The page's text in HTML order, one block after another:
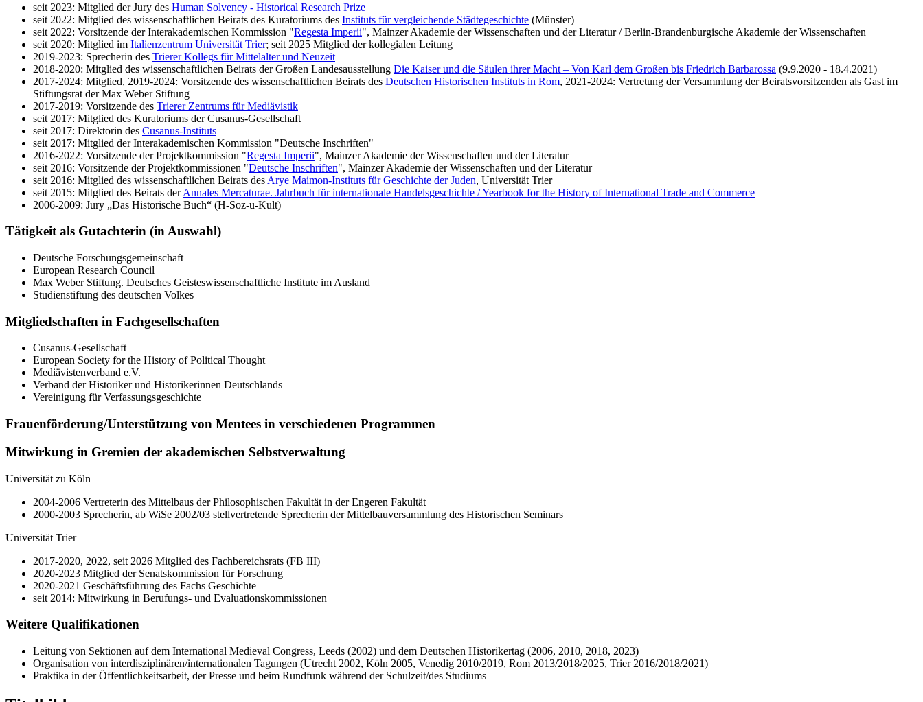
seit 2023: Mitglied der Jury des Human Solvency - Historical Research Prize
seit 2022: Mitglied des wissenschaftlichen Beirats des Kuratoriums des Instituts für vergleichende Städtegeschichte (Münster)
seit 2022: Vorsitzende der Interakademischen Kommission "Regesta Imperii", Mainzer Akademie der Wissenschaften und der Literatur / Berlin-Brandenburgische Akademie der Wissenschaften
seit 2020: Mitglied im Italienzentrum Universität Trier; seit 2025 Mitglied der kollegialen Leitung
2019-2023: Sprecherin des Trierer Kollegs für Mittelalter und Neuzeit
2018-2020: Mitglied des wissenschaftlichen Beirats der Großen Landesausstellung Die Kaiser und die Säulen ihrer Macht – Von Karl dem Großen bis Friedrich Barbarossa (9.9.2020 - 18.4.2021)
2017-2024: Mitglied, 2019-2024: Vorsitzende des wissenschaftlichen Beirats des Deutschen Historischen Instituts in Rom, 2021-2024: Vertretung der Versammlung der Beiratsvorsitzenden als Gast im
Stiftungsrat der Max Weber Stiftung
2017-2019: Vorsitzende des Trierer Zentrums für Mediävistik
seit 2017: Mitglied des Kuratoriums der Cusanus-Gesellschaft
seit 2017: Direktorin des Cusanus-Instituts
seit 2017: Mitglied der Interakademischen Kommission "Deutsche Inschriften"
2016-2022: Vorsitzende der Projektkommission "Regesta Imperii", Mainzer Akademie der Wissenschaften und der Literatur
seit 2016: Vorsitzende der Projektkommissionen "Deutsche Inschriften", Mainzer Akademie der Wissenschaften und der Literatur
seit 2016: Mitglied des wissenschaftlichen Beirats des Arye Maimon-Instituts für Geschichte der Juden, Universität Trier
seit 2015: Mitglied des Beirats derAnnales Mercaturae. Jahrbuch für internationale Handelsgeschichte / Yearbook for the History of International Trade and Commerce
2006-2009: Jury „Das Historische Buch“ (H-Soz-u-Kult)
Tätigkeit als Gutachterin (in Auswahl)
Deutsche Forschungsgemeinschaft
European Research Council
Max Weber Stiftung. Deutsches Geisteswissenschaftliche Institute im Ausland
Studienstiftung des deutschen Volkes
Mitgliedschaften in Fachgesellschaften
Cusanus-Gesellschaft
European Society for the History of Political Thought
Mediävistenverband e.V.
Verband der Historiker und Historikerinnen Deutschlands
Vereinigung für Verfassungsgeschichte
Frauenförderung/Unterstützung von Mentees in verschiedenen Programmen
Mitwirkung in Gremien der akademischen Selbstverwaltung
Universität zu Köln
2004-2006 Vertreterin des Mittelbaus der Philosophischen Fakultät in der Engeren Fakultät
2000-2003 Sprecherin, ab WiSe 2002/03 stellvertretende Sprecherin der Mittelbauversammlung des Historischen Seminars
Universität Trier
2017-2020, 2022, seit 2026 Mitglied des Fachbereichsrats (FB III)
2020-2023 Mitglied der Senatskommission für Forschung
2020-2021 Geschäftsführung des Fachs Geschichte
seit 2014: Mitwirkung in Berufungs- und Evaluationskommissionen
Weitere Qualifikationen
Leitung von Sektionen auf dem International Medieval Congress, Leeds (2002) und dem Deutschen Historikertag (2006, 2010, 2018, 2023)
Organisation von interdisziplinären/internationalen Tagungen (Utrecht 2002, Köln 2005, Venedig 2010/2019, Rom 2013/2018/2025, Trier 2016/2018/2021)
Praktika in der Öffentlichkeitsarbeit, der Presse und beim Rundfunk während der Schulzeit/des Studiums